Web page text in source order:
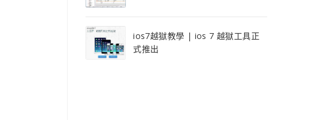
ios7越獄教學 | ios 7 越獄工具正
式推出